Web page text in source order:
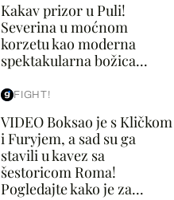
Kakav prizor u Puli!
Severina u moćnom
korzetu kao moderna
spektakularna božica...
FIGHT!
VIDEO Boksao je s Kličkom
i Furyjem, a sad su ga
stavili u kavez sa
šestoricom Roma!
Pogledajte kako je za...